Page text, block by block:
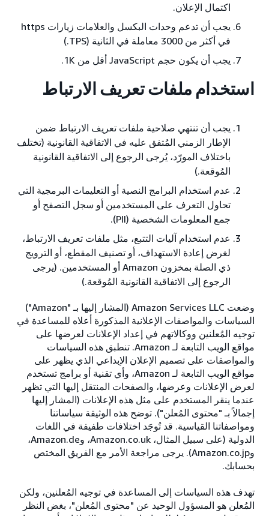
اكتمال الإعلان.
يجب أن تدعم وحدات البكسل والعلامات زيارات https
في أكثر من 3000 معاملة في الثانية (TPS.)
يجب أن يكون حجم JavaScript أقل من 1K.
استخدام ملفات تعريف الارتباط
يجب أن تنتهي صلاحية ملفات تعريف الارتباط ضمن
الإطار الزمني المُتفق عليه في الاتفاقية القانونية (تختلف
باختلاف المورّد، يُرجى الرجوع إلى الاتفاقية القانونية
المُوقعة.)
عدم استخدام البرامج النصية أو التعليمات البرمجية التي
تحاول التعرف على المستخدمين أو سجل التصفح أو
جمع المعلومات الشخصية (PII).
عدم استخدام آليات التتبع، مثل ملفات تعريف الارتباط،
لغرض إعادة الاستهداف، أو تصنيف المقطع، أو الترويج
ذي الصلة بمخزون Amazon أو المستخدمين. (يرجى
الرجوع إلى الاتفاقية القانونية المُوقعة.)
وضعت Amazon Services LLC (المشار إليها بـ "Amazon")
السياسات والمواصفات الإعلانية المذكورة أعلاه للمساعدة في
توجيه المُعلنين ووكالاتهم في إعداد الإعلانات لعرضها على
مواقع الويب التابعة لـ Amazon. تنطبق هذه السياسات
والمواصفات على تصميم الإعلان الإبداعي الذي يظهر على
مواقع الويب التابعة لـ Amazon، وأي تقنية أو برامج تستخدم
لعرض الإعلانات وعرضها، والصفحات المنتقل إليها التي تظهر
عندما ينقر المستخدم على مثل هذه الإعلانات (المشار إليها
إجمالاً بـ "محتوى المُعلن"). توضح هذه الوثيقة سياساتنا
ومواصفاتنا القياسية. قد تُوجَد اختلافات طفيفة في اللغات
الدولية (على سبيل المثال، Amazon.co.uk، وAmazon.de،
وAmazon.co.jp). يرجى مراجعة الأمر مع الفريق المختص
بحسابك.
تهدف هذه السياسات إلى المساعدة في توجيه المُعلنين، ولكن
المُعلن هو المسؤول الوحيد عن "محتوى المُعلن"، بغض النظر